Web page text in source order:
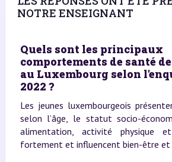
NOTRE ENSEIGNANT
Quels sont les principaux
comportements de santé
au Luxembourg selon
2022 ?
Les jeunes luxembourgeois
selon l’âge, le statut socio-
alimentation, activité physique
fortement et influencent bien-être et